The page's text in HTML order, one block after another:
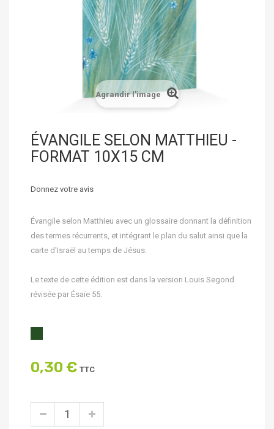
Agrandir l'image
ÉVANGILE SELON MATTHIEU -
FORMAT 10X15 CM
Donnez votre avis
Évangile selon Matthieu avec un glossaire donnant la définition
des termes récurrents, et intégrant le plan du salut ainsi que la
carte d'Israël au temps de Jésus.
Le texte de cette édition est dans la version Louis Segond
révisée par Ésaïe 55.
0,30 € TTC